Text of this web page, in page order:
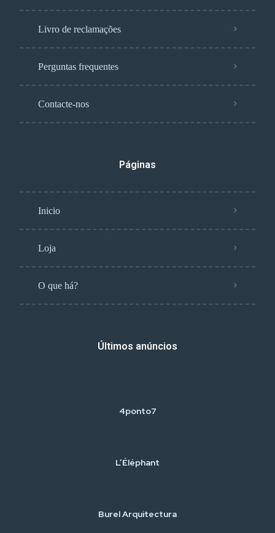
Livro de reclamações
Perguntas frequentes
Contacte-nos
Páginas
Inicio
Loja
O que há?
Últimos anúncios
4ponto7
L’Éléphant
Burel Arquitectura